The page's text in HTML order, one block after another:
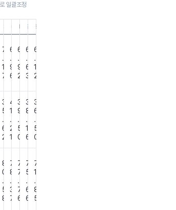
일괄조정
17.08.3117.05.3117.02.28
16.11.3016.08.31
7
.
1
7
6
.
9
6
6
.
9
2
6
.
6
3
6
.
1
2
3
5
.
6
2
4
1
.
2
1
3
9
.
5
0
3
8
.
1
6
3
6
.
5
0
8
0
.
5
8
7
8
.
3
7
7
7
.
7
6
7
5
.
6
6
7
1
.
8
5